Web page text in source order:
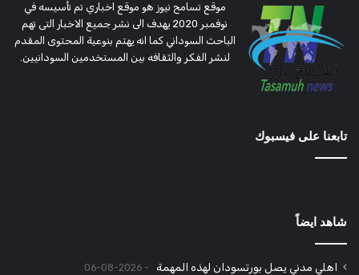
موقع تسامح نيوز هو موقع اخباري تم تأسيسه في
نوفمبر 2020 يهدف الى نشر جميع الاخبار التى تهم
الباحث السوداني كما انه يهتم بنوعية المحتوى المقدم
لنشر الفكر والثقافه بين المستخدمين السودانيين.
تابعنا على فيسبوك
شاهد ايضاً
اهلي مدني يصل بورتسودان لهذه المهمة 2026-08-06